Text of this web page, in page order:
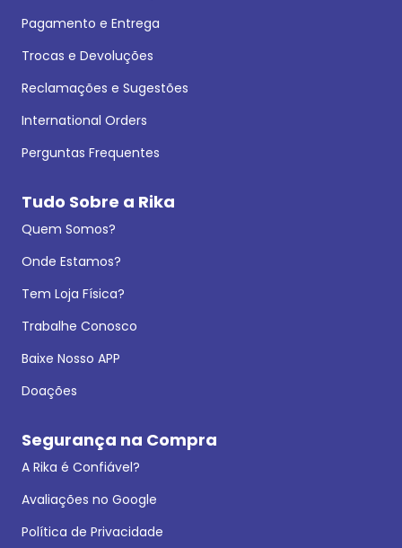
Pagamento e Entrega
Trocas e Devoluções
Reclamações e Sugestões
International Orders
Perguntas Frequentes
Tudo Sobre a Rika
Quem Somos?
Onde Estamos?
Tem Loja Física?
Trabalhe Conosco
Baixe Nosso APP
Doações
Segurança na Compra
A Rika é Confiável?
Avaliações no Google
Política de Privacidade